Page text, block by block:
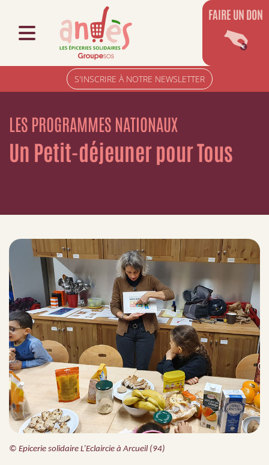
S'INSCRIRE À NOTRE NEWSLETTER
FAIRE UN DON
LES PROGRAMMES NATIONAUX
Un Petit-déjeuner pour Tous
© Epicerie solidaire L’Eclaircie à Arcueil (94)